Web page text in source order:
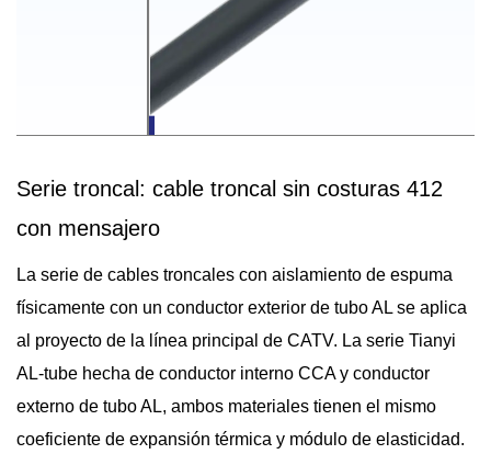
Serie troncal: cable troncal sin costuras 412
con mensajero
La serie de cables troncales con aislamiento de espuma
físicamente con un conductor exterior de tubo AL se aplica
al proyecto de la línea principal de CATV. La serie Tianyi
AL-tube hecha de conductor interno CCA y conductor
externo de tubo AL, ambos materiales tienen el mismo
coeficiente de expansión térmica y módulo de elasticidad.